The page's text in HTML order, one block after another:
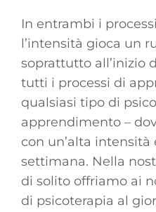
In entrambi i
l’intensità gioca un
soprattutto all’inizio
tutti i processi di
qualsiasi tipo di
apprendimento –
con un’alta intensità
settimana. Nella
di solito offriamo ai
di psicoterapia al